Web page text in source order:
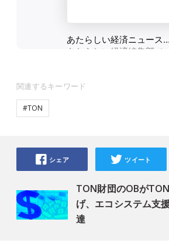
関連するキーワード
#TON
TON財団のOBが
げ、エコシステム支
達
シェア ツイート